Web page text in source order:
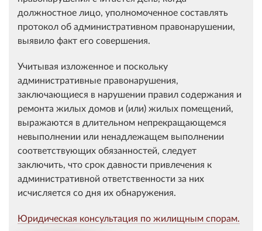
должностное лицо, уполномоченное составлять
протокол об административном правонарушении,
выявило факт его совершения.
Учитывая изложенное и поскольку
административные правонарушения,
заключающиеся в нарушении правил содержания и
ремонта жилых домов и (или) жилых помещений,
выражаются в длительном непрекращающемся
невыполнении или ненадлежащем выполнении
соответствующих обязанностей, следует
заключить, что срок давности привлечения к
административной ответственности за них
исчисляется со дня их обнаружения.
Юридическая консультация по жилищным спорам.